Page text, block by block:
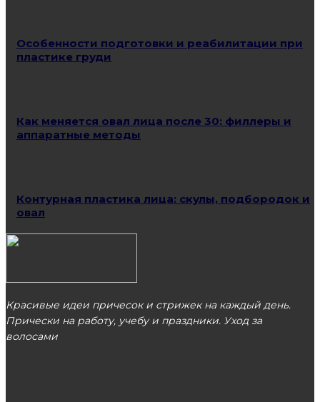
Особенности подготовки и реабилитации при
пластике груди
Как меняется овал лица после 30: филлеры и
аппаратные методы
Контурная пластика лица: скулы, подбородок и
овал
Красивые идеи причесок и стрижек на каждый день.
Прически на работу, учебу и праздники. Уход за
волосами